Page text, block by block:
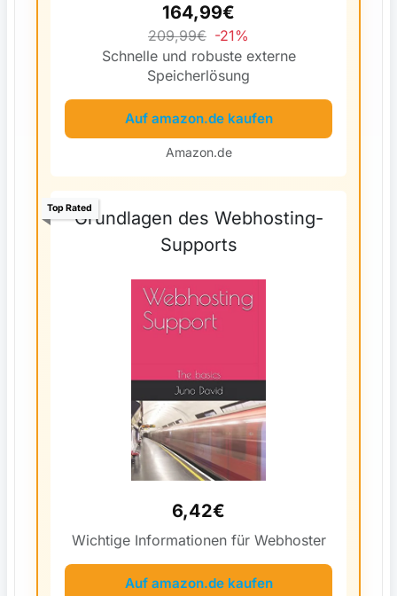
164,99€
209,99€ -21%
Schnelle und robuste externe
Speicherlösung
Auf amazon.de kaufen
Amazon.de
Grundlagen des Webhosting-
Supports
Top Rated
6,42€
Wichtige Informationen für Webhoster
Auf amazon.de kaufen